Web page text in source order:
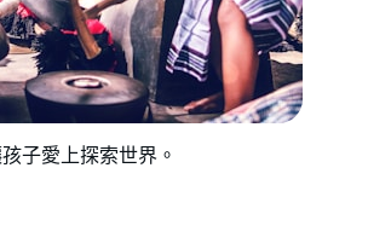
子愛上探索世界。